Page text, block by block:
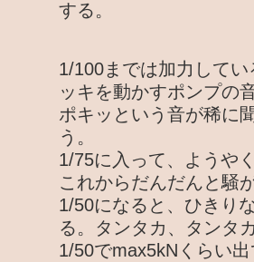
する。
1/100までは加力して
ッキを動かすポンプの
ポキッという音が稀に
う。
1/75に入って、ようや
これからだんだんと騒
1/50になると、ひきり
る。タンタカ、タンタ
1/50でmax5kNくらい出